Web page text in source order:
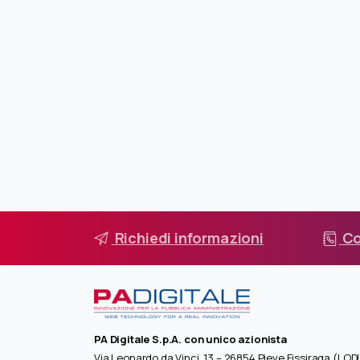
Richiedi informazioni
PA Digitale S.p.A. con unico azionista